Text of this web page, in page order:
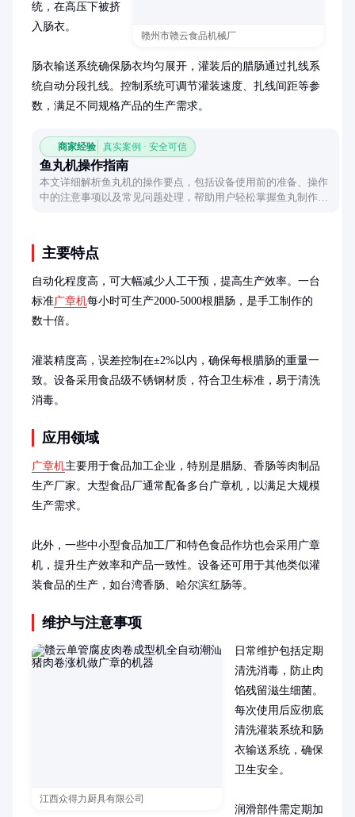
赣州市赣云食品机械厂
统，在高压下被挤
入肠衣。
肠衣输送系统确保肠衣均匀展开，灌装后的腊肠通过扎线系
统自动分段扎线。控制系统可调节灌装速度、扎线间距等参
数，满足不同规格产品的生产需求。
商家经验 真实案例 · 安全可信
鱼丸机操作指南
本文详细解析鱼丸机的操作要点，包括设备使用前的准备、操作
中的注意事项以及常见问题处理，帮助用户轻松掌握鱼丸制作技
主要特点
自动化程度高，可大幅减少人工干预，提高生产效率。一台
标准广章机每小时可生产2000-5000根腊肠，是手工制作的
数十倍。
灌装精度高，误差控制在±2%以内，确保每根腊肠的重量一
致。设备采用食品级不锈钢材质，符合卫生标准，易于清洗
消毒。
应用领域
广章机主要用于食品加工企业，特别是腊肠、香肠等肉制品
生产厂家。大型食品厂通常配备多台广章机，以满足大规模
生产需求。
此外，一些中小型食品加工厂和特色食品作坊也会采用广章
机，提升生产效率和产品一致性。设备还可用于其他类似灌
装食品的生产，如台湾香肠、哈尔滨红肠等。
维护与注意事项
江西众得力厨具有限公司
日常维护包括定期
清洗消毒，防止肉
馅残留滋生细菌。
每次使用后应彻底
清洗灌装系统和肠
衣输送系统，确保
卫生安全。
润滑部件需定期加